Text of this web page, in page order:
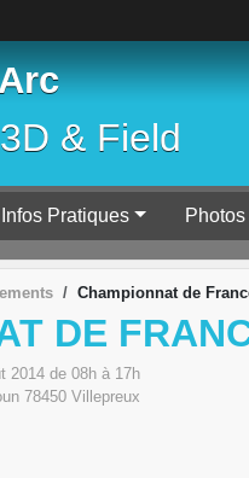
& Field
Infos Pratiques
Championnat de
DE
2014 de 08h à 17h
78450 Villepreux